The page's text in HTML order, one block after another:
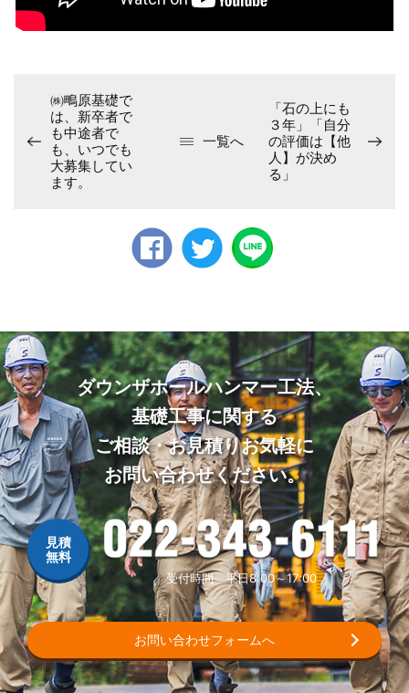
㈱鴫原基礎で
は、新卒者で
も中途者で
も、いつでも
大募集してい
ます。
一覧へ
「石の上にも
３年」「自分
の評価は【他
人】が決め
る」
ダウンザホールハンマー工法、
基礎工事に関する
ご相談・お見積りお気軽に
お問い合わせください。
022-343-6111受付時間 平日8:00～17:00
お問い合わせフォームへ